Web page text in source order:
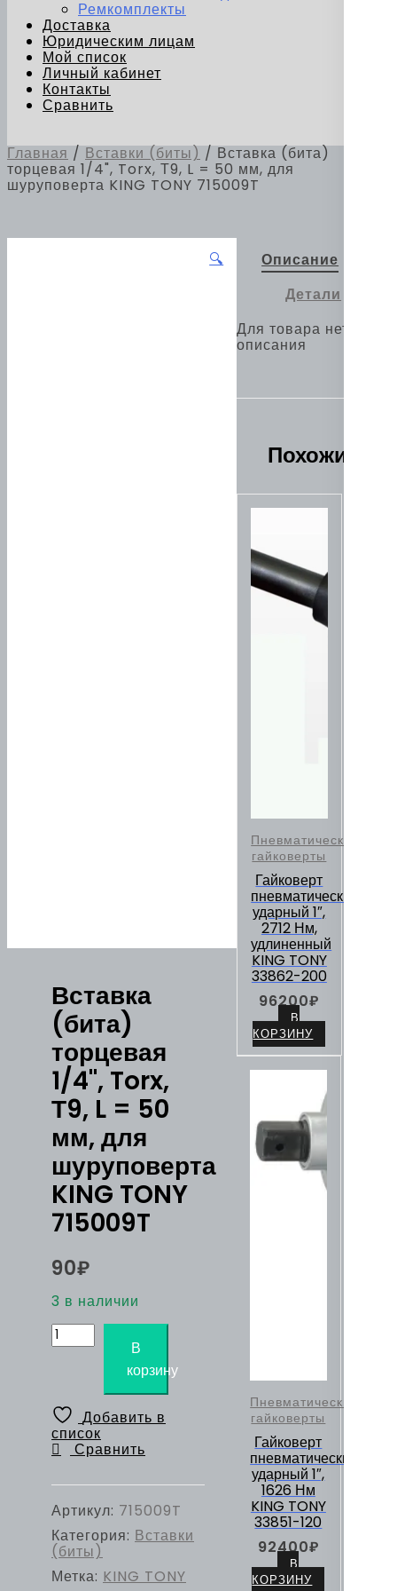
Ремкомплекты
Доставка
Юридическим лицам
Мой список
Личный кабинет
Контакты
Сравнить
Главная / Вставки (биты) / Вставка (бита)
торцевая 1/4", Torx, Т9, L = 50 мм, для
шуруповерта KING TONY 715009T
🔍
Вставка
(бита)
торцевая
1/4", Torx,
Т9, L = 50
мм, для
шуруповерта
KING TONY
715009T
90₽
3 в наличии
Количество
товара
торцевая
1/4",
Torx,
Т9,
L
50
мм,
для
шуруповерта
KING
TONY
715009T
В
корзину
Добавить в
список
Сравнить
Артикул: 715009T
Категория: Вставки
(биты)
Метка: KING TONY
Описание
Детали
Для товара нет
описания
Похожие
Пневматические
гайковерты
Гайковерт
пневматический
ударный 1″,
2712 Нм,
удлиненный
KING TONY
33862-200
96200₽
В
КОРЗИНУ
Пневматические
гайковерты
Гайковерт
пневматический
ударный 1″,
1626 Нм
KING TONY
33851-120
92400₽
В
КОРЗИНУ